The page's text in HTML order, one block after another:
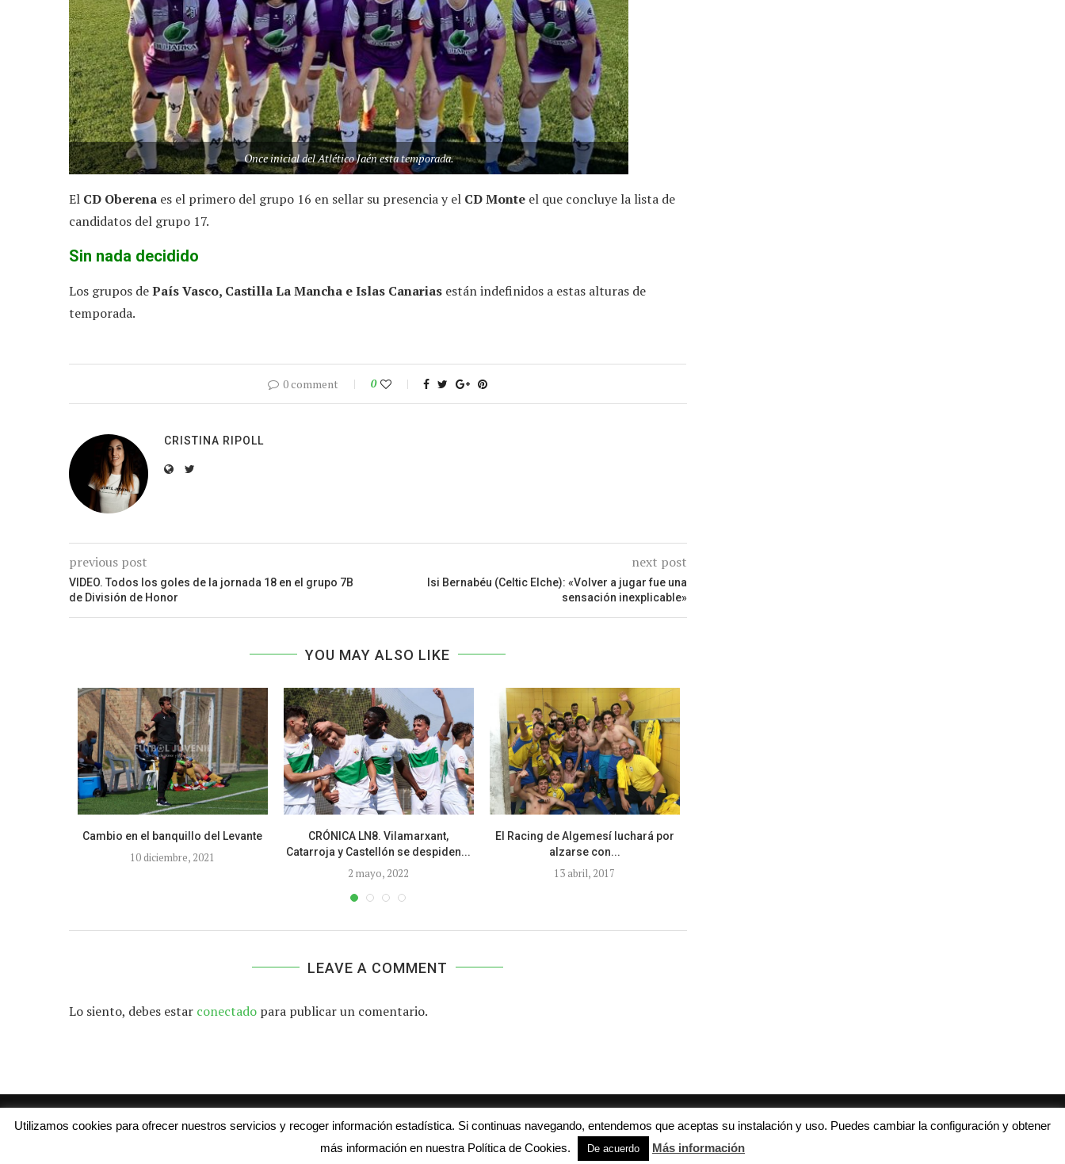
Once inicial del Atlético Jaén esta temporada.
El CD Oberena es el primero del grupo 16 en sellar su presencia y el CD Monte el que concluye la lista de
candidatos del grupo 17.
Sin nada decidido
Los grupos dePaís Vasco, Castilla La Mancha e Islas Canarias están indefinidos a estas alturas de
temporada.
0 comment 0
CRISTINA RIPOLL
previous post
VIDEO. Todos los goles de la jornada 18 en el grupo 7B
de División de Honor
next post
Isi Bernabéu (Celtic Elche): «Volver a jugar fue una
sensación inexplicable»
YOU MAY ALSO LIKE
Cambio en el banquillo del Levante
10 diciembre, 2021
CRÓNICA LN8. Vilamarxant,
Catarroja y Castellón se despiden...
2 mayo, 2022
El Racing de Algemesí luchará por
alzarse con...
13 abril, 2017
LEAVE A COMMENT
Lo siento, debes estar conectado para publicar un comentario.
Aviso legal Contacto Colabora con nosotros
© 2016 - futboljuvenil.es
Utilizamos cookies para ofrecer nuestros servicios y recoger información estadística. Si continuas navegando, entendemos que aceptas su instalación y uso. Puedes cambiar la configuración y obtener
más información en nuestra Política de Cookies.
De acuerdo Más información